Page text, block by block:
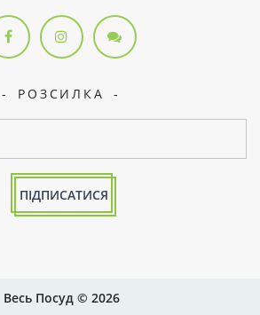
РОЗСИЛКА
ПІДПИСАТИСЯ
Весь Посуд © 2026